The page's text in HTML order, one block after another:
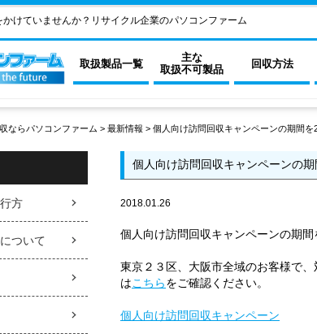
けていませんか？リサイクル企業のパソコンファーム
取扱製品一覧
主な
取扱不可製品
回収方法
ならパソコンファーム > 最新情報 > 個人向け訪問回収キャンペーンの期間を
個人向け訪問回収キャンペーンの
2018.01.26
個人向け訪問回収キャンペーンの期
東京２３区、大阪市全域のお客様で
はこちら をご確認ください。
個人向け訪問回収キャンペーン
方
ついて